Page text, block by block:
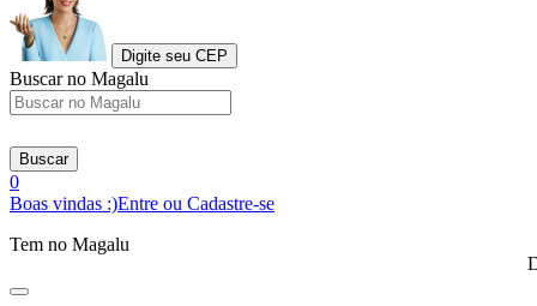
Digite seu CEP
Buscar no Magalu
Buscar
0
Boas vindas :)Entre ou Cadastre-se
Tem no Magalu